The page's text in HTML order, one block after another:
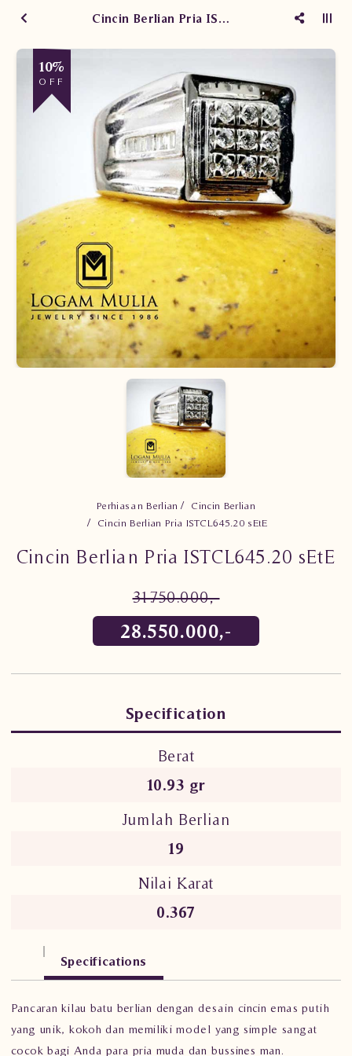
Cincin Berlian Pria ISTCL645.20 sEtE
10%
OFF
Perhiasan Berlian
Cincin Berlian
Cincin Berlian Pria ISTCL645.20 sEtE
Cincin Berlian Pria ISTCL645.20 sEtE
31.750.000,-
28.550.000,-
Specification
Berat
10.93 gr
Jumlah Berlian
19
Nilai Karat
0.367
Specifications
Pancaran kilau batu berlian dengan desain cincin emas putih
yang unik, kokoh dan memiliki model yang simple sangat
cocok bagi Anda para pria muda dan bussines man.